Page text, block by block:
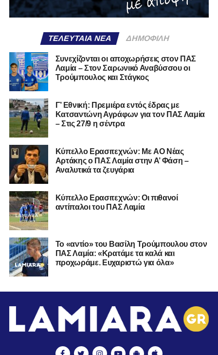
ΤΕΛΕΥΤΑΊΑ ΝΈΑ ΔΗΜΟΦΙΛΉ
Συνεχίζονται οι αποχωρήσεις στον ΠΑΣ
Λαμία – Στον Σαρωνικό Αναβύσσου οι
Τρούμπουλος και Στάγκος
Γ’ Εθνική: Πρεμιέρα εντός έδρας με
Κατσαντώνη Αγράφων για τον ΠΑΣ Λαμία
– Στις 27/9 η σέντρα
Kύπελλο Ερασιτεχνών: Με AO Nέας
Αρτάκης ο ΠΑΣ Λαμία στην Α’ Φάση –
Αναλυτικά τα ζευγάρια
Κύπελλο Ερασιτεχνών: Οι πιθανοί
αντίπαλοι του ΠΑΣ Λαμία
Το «αντίο» του Βασίλη Τρούμπουλου στον
ΠΑΣ Λαμία: «Κρατάμε τα καλά και
προχωράμε. Ευχαριστώ για όλα»